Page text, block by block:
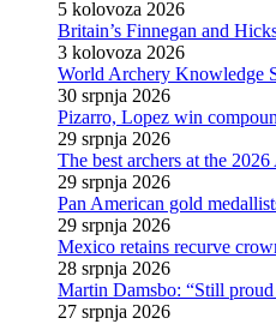
5 kolovoza 2026
Britain’s Finnegan and
3 kolovoza 2026
World Archery Knowledge
30 srpnja 2026
Pizarro, Lopez win
29 srpnja 2026
The best archers at the
29 srpnja 2026
Pan American gold
29 srpnja 2026
Mexico retains recurve
28 srpnja 2026
Martin Damsbo: “Still
27 srpnja 2026